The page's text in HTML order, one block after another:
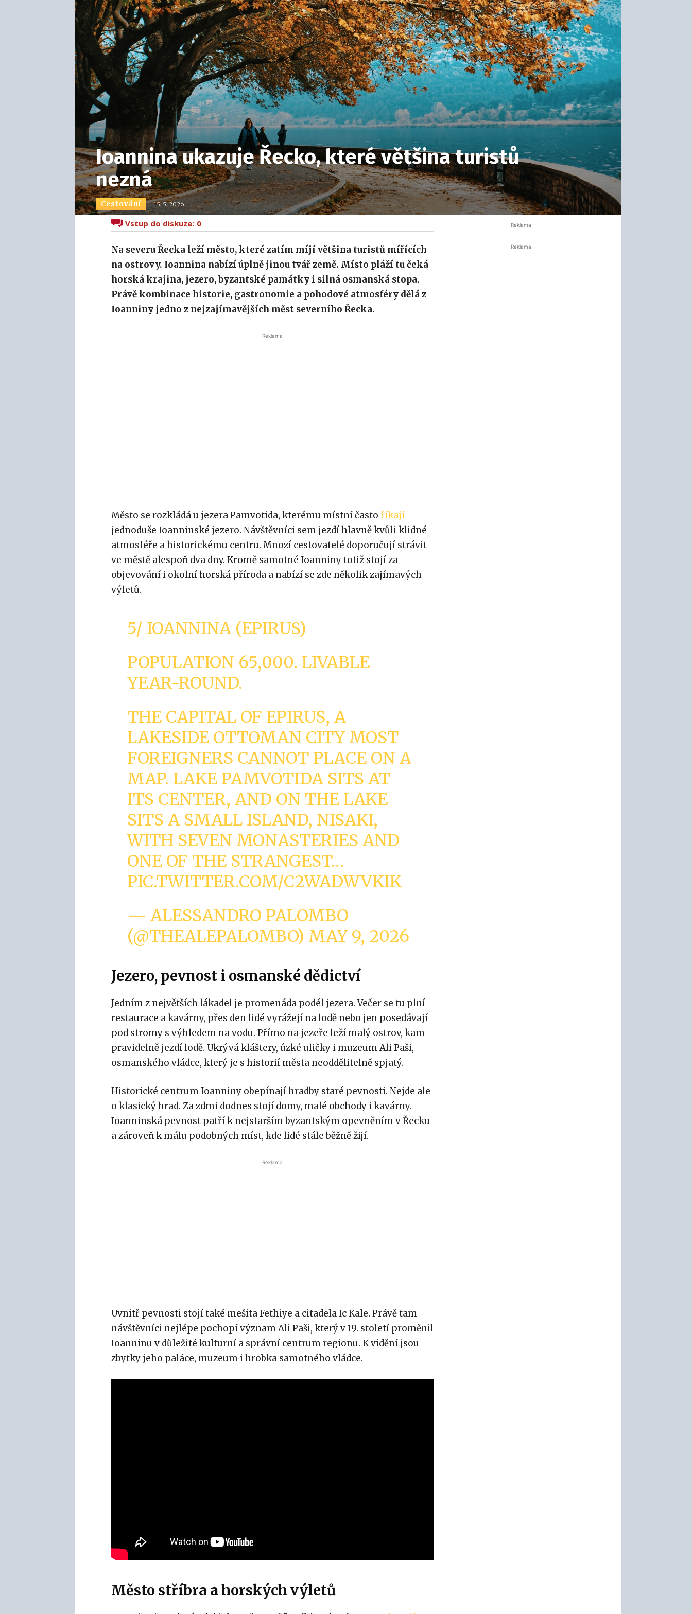
Ioannina ukazuje Řecko, které většina turistů
nezná
Cestování 15. 5. 2026
Vstup do diskuze: 0
Na severu Řecka leží město, které zatím míjí většina turistů mířících
na ostrovy. Ioannina nabízí úplně jinou tvář země. Místo pláží tu čeká
horská krajina, jezero, byzantské památky i silná osmanská stopa.
Právě kombinace historie, gastronomie a pohodové atmosféry dělá z
Ioanniny jedno z nejzajímavějších měst severního Řecka.
Reklama
Město se rozkládá u jezera Pamvotida, kterému místní často říkají
jednoduše Ioanninské jezero. Návštěvníci sem jezdí hlavně kvůli klidné
atmosféře a historickému centru. Mnozí cestovatelé doporučují strávit
ve městě alespoň dva dny. Kromě samotné Ioanniny totiž stojí za
objevování i okolní horská příroda a nabízí se zde několik zajímavých
výletů.
5/ IOANNINA (EPIRUS)
POPULATION 65,000. LIVABLE
YEAR-ROUND.
THE CAPITAL OF EPIRUS, A
LAKESIDE OTTOMAN CITY MOST
FOREIGNERS CANNOT PLACE ON A
MAP. LAKE PAMVOTIDA SITS AT
ITS CENTER, AND ON THE LAKE
SITS A SMALL ISLAND, NISAKI,
WITH SEVEN MONASTERIES AND
ONE OF THE STRANGEST…
PIC.TWITTER.COM/C2WADWVKIK
— ALESSANDRO PALOMBO
(@THEALEPALOMBO) MAY 9, 2026
Jezero, pevnost i osmanské dědictví
Jedním z největších lákadel je promenáda podél jezera. Večer se tu plní
restaurace a kavárny, přes den lidé vyrážejí na lodě nebo jen posedávají
pod stromy s výhledem na vodu. Přímo na jezeře leží malý ostrov, kam
pravidelně jezdí lodě. Ukrývá kláštery, úzké uličky i muzeum Ali Paši,
osmanského vládce, který je s historií města neoddělitelně spjatý.
Historické centrum Ioanniny obepínají hradby staré pevnosti. Nejde ale
o klasický hrad. Za zdmi dodnes stojí domy, malé obchody i kavárny.
Ioanninská pevnost patří k nejstarším byzantským opevněním v Řecku
a zároveň k málu podobných míst, kde lidé stále běžně žijí.
Reklama
Uvnitř pevnosti stojí také mešita Fethiye a citadela Ic Kale. Právě tam
návštěvníci nejlépe pochopí význam Ali Paši, který v 19. století proměnil
Ioanninu v důležité kulturní a správní centrum regionu. K vidění jsou
zbytky jeho paláce, muzeum i hrobka samotného vládce.
Město stříbra a horských výletů
Reklama
Reklama